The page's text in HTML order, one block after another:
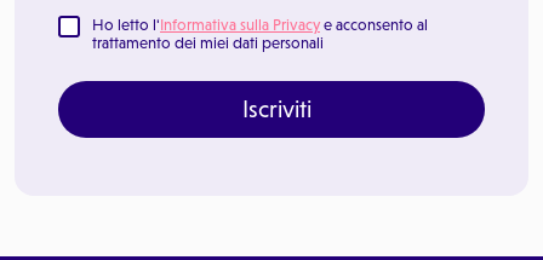
Ho letto l'Informativa sulla Privacy e acconsento al
trattamento dei miei dati personali
Iscriviti